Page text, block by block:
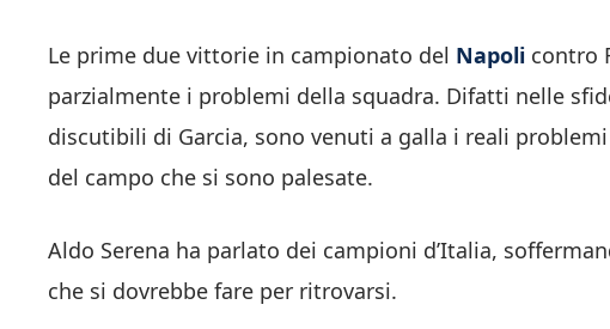
Le prime due vittorie in campionato del Napoli contro
parzialmente i problemi della squadra. Difatti nelle
discutibili di Garcia, sono venuti a galla i reali
del campo che si sono palesate.
Aldo Serena ha parlato dei campioni d’Italia,
che si dovrebbe fare per ritrovarsi.